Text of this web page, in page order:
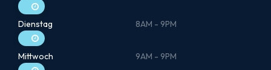
Dienstag 8AM - 9PM
Mittwoch 9AM - 9PM